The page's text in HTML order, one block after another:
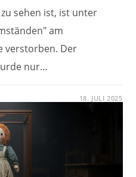
sehen ist, ist unter
am
verstorben. Der
nur…
18. JULI 2025